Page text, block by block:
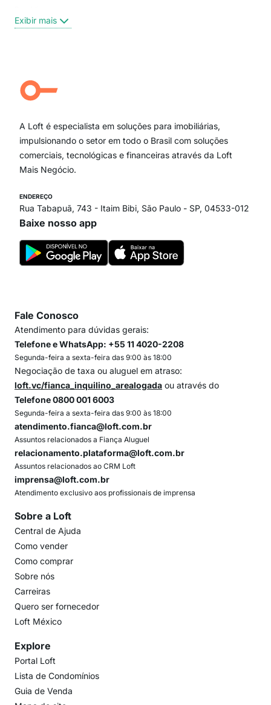
Centro
Campo Belo
Ipiranga
Paraíso
Itaim Bibi
Exibir mais
A Loft é especialista em soluções para imobiliárias,
impulsionando o setor em todo o Brasil com soluções
comerciais, tecnológicas e financeiras através da Loft
Mais Negócio.
ENDEREÇO
Rua Tabapuã, 743 - Itaim Bibi, São Paulo - SP, 04533-012
Baixe nosso app
Fale Conosco
Atendimento para dúvidas gerais:
Telefone e WhatsApp: +55 11 4020-2208
Segunda-feira a sexta-feira das 9:00 às 18:00
Negociação de taxa ou aluguel em atraso:
loft.vc/fianca_inquilino_arealogada ou através do
Telefone 0800 001 6003
Segunda-feira a sexta-feira das 9:00 às 18:00
atendimento.fianca@loft.com.br
Assuntos relacionados a Fiança Aluguel
relacionamento.plataforma@loft.com.br
Assuntos relacionados ao CRM Loft
imprensa@loft.com.br
Atendimento exclusivo aos profissionais de imprensa
Sobre a Loft
Central de Ajuda
Como vender
Como comprar
Sobre nós
Carreiras
Quero ser fornecedor
Loft México
Explore
Portal Loft
Lista de Condomínios
Guia de Venda